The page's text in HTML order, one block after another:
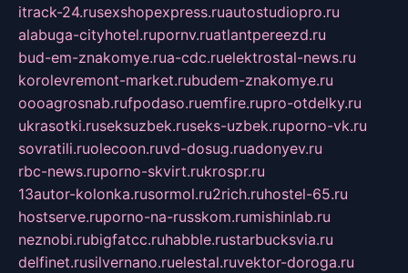
itrack-24.rusexshopexpress.ruautostudiopro.ru
alabuga-cityhotel.rupornv.ruatlantpereezd.ru
bud-em-znakomye.rua-cdc.ruelektrostal-news.ru
korolevremont-market.rubudem-znakomye.ru
oooagrosnab.rufpodaso.ruemfire.rupro-otdelky.ru
ukrasotki.ruseksuzbek.ruseks-uzbek.ruporno-vk.ru
sovratili.ruolecoon.ruvd-dosug.ruadonyev.ru
rbc-news.ruporno-skvirt.rukrospr.ru
13autor-kolonka.rusormol.ru2rich.ruhostel-65.ru
hostserve.ruporno-na-russkom.rumishinlab.ru
neznobi.rubigfatcc.ruhabble.rustarbucksvia.ru
delfinet.rusilvernano.ruelestal.ruvektor-doroga.ru